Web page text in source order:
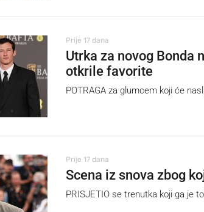
Prije 17 dana
Utrka za novog Bonda
otkrile favorite
POTRAGA za glumcem koji će
Prije 17 dana
Scena iz snova zbog
PRISJETIO se trenutka koji ga je